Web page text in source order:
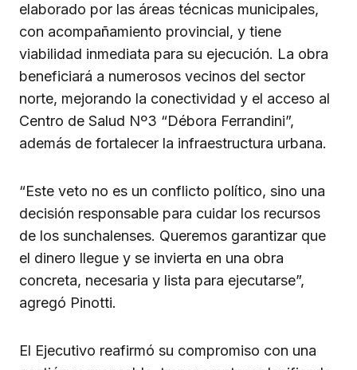
elaborado por las áreas técnicas municipales,
con acompañamiento provincial, y tiene
viabilidad inmediata para su ejecución. La obra
beneficiará a numerosos vecinos del sector
norte, mejorando la conectividad y el acceso al
Centro de Salud Nº3 “Débora Ferrandini”,
además de fortalecer la infraestructura urbana.
“Este veto no es un conflicto político, sino una
decisión responsable para cuidar los recursos
de los sunchalenses. Queremos garantizar que
el dinero llegue y se invierta en una obra
concreta, necesaria y lista para ejecutarse”,
agregó Pinotti.
El Ejecutivo reafirmó su compromiso con una